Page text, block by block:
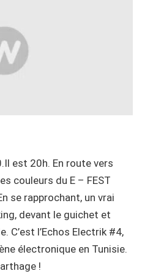
est 20h. En route vers
couleurs du E – FEST
se rapprochant, un vrai
devant le guichet et
C’est l’Echos Electrik #4,
électronique en Tunisie.
!